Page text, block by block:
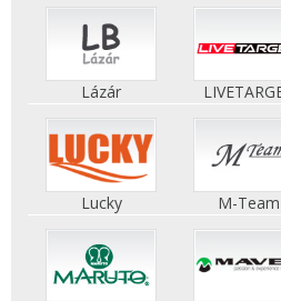
Lázár
Lucky M-Team